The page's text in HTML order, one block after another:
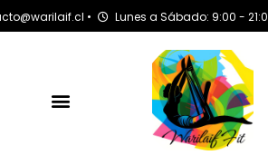
• Lunes a Sábado: 9:00 - 21:00 hrs